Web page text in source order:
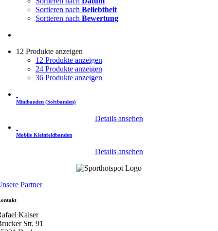
Sortieren nach Beliebtheit
Sortieren nach Bewertung
12 Produkte anzeigen
12 Produkte anzeigen
24 Produkte anzeigen
36 Produkte anzeigen
Minibanden (Softbanden)
Details ansehen
Mobile Kleinfeldbanden
Details ansehen
Partner
Kaiser
Str. 91